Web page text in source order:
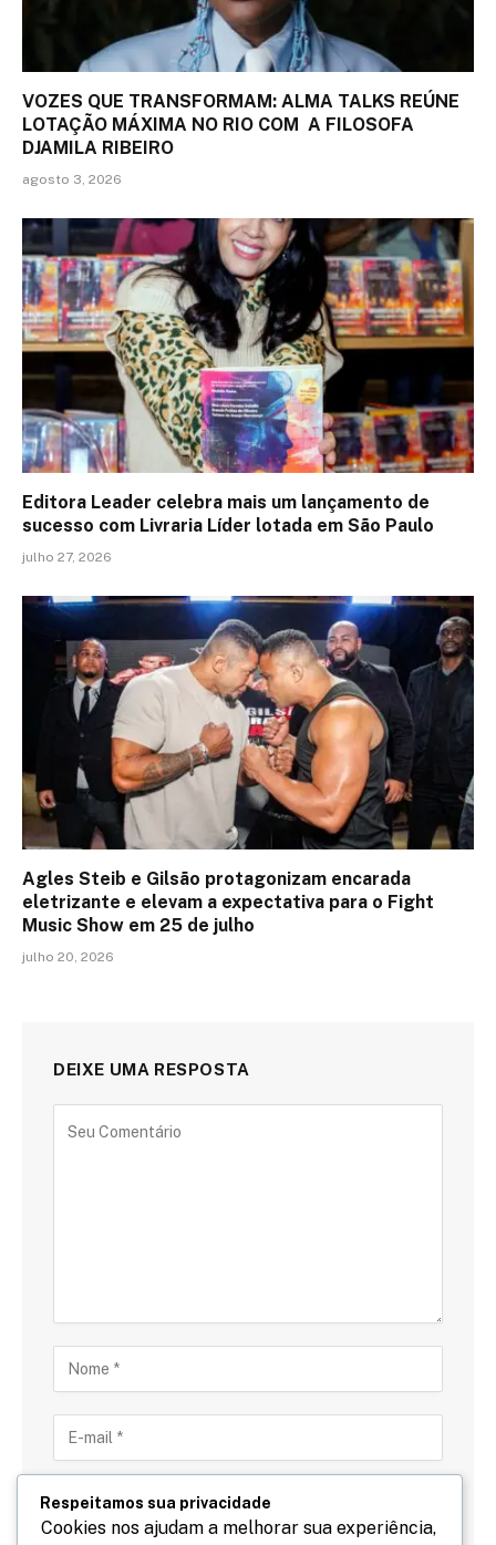
VOZES QUE TRANSFORMAM: ALMA TALKS REÚNE
LOTAÇÃO MÁXIMA NO RIO COM A FILOSOFA
DJAMILA RIBEIRO
agosto 3, 2026
Editora Leader celebra mais um lançamento de
sucesso com Livraria Líder lotada em São Paulo
julho 27, 2026
Agles Steib e Gilsão protagonizam encarada
eletrizante e elevam a expectativa para o Fight
Music Show em 25 de julho
julho 20, 2026
DEIXE UMA RESPOSTA
Respeitamos sua privacidade
Cookies nos ajudam a melhorar sua experiência,